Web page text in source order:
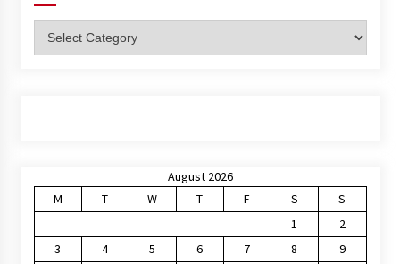
August 2026
M
T W T F S
S
1
2
3
4 5 6 7 8
9